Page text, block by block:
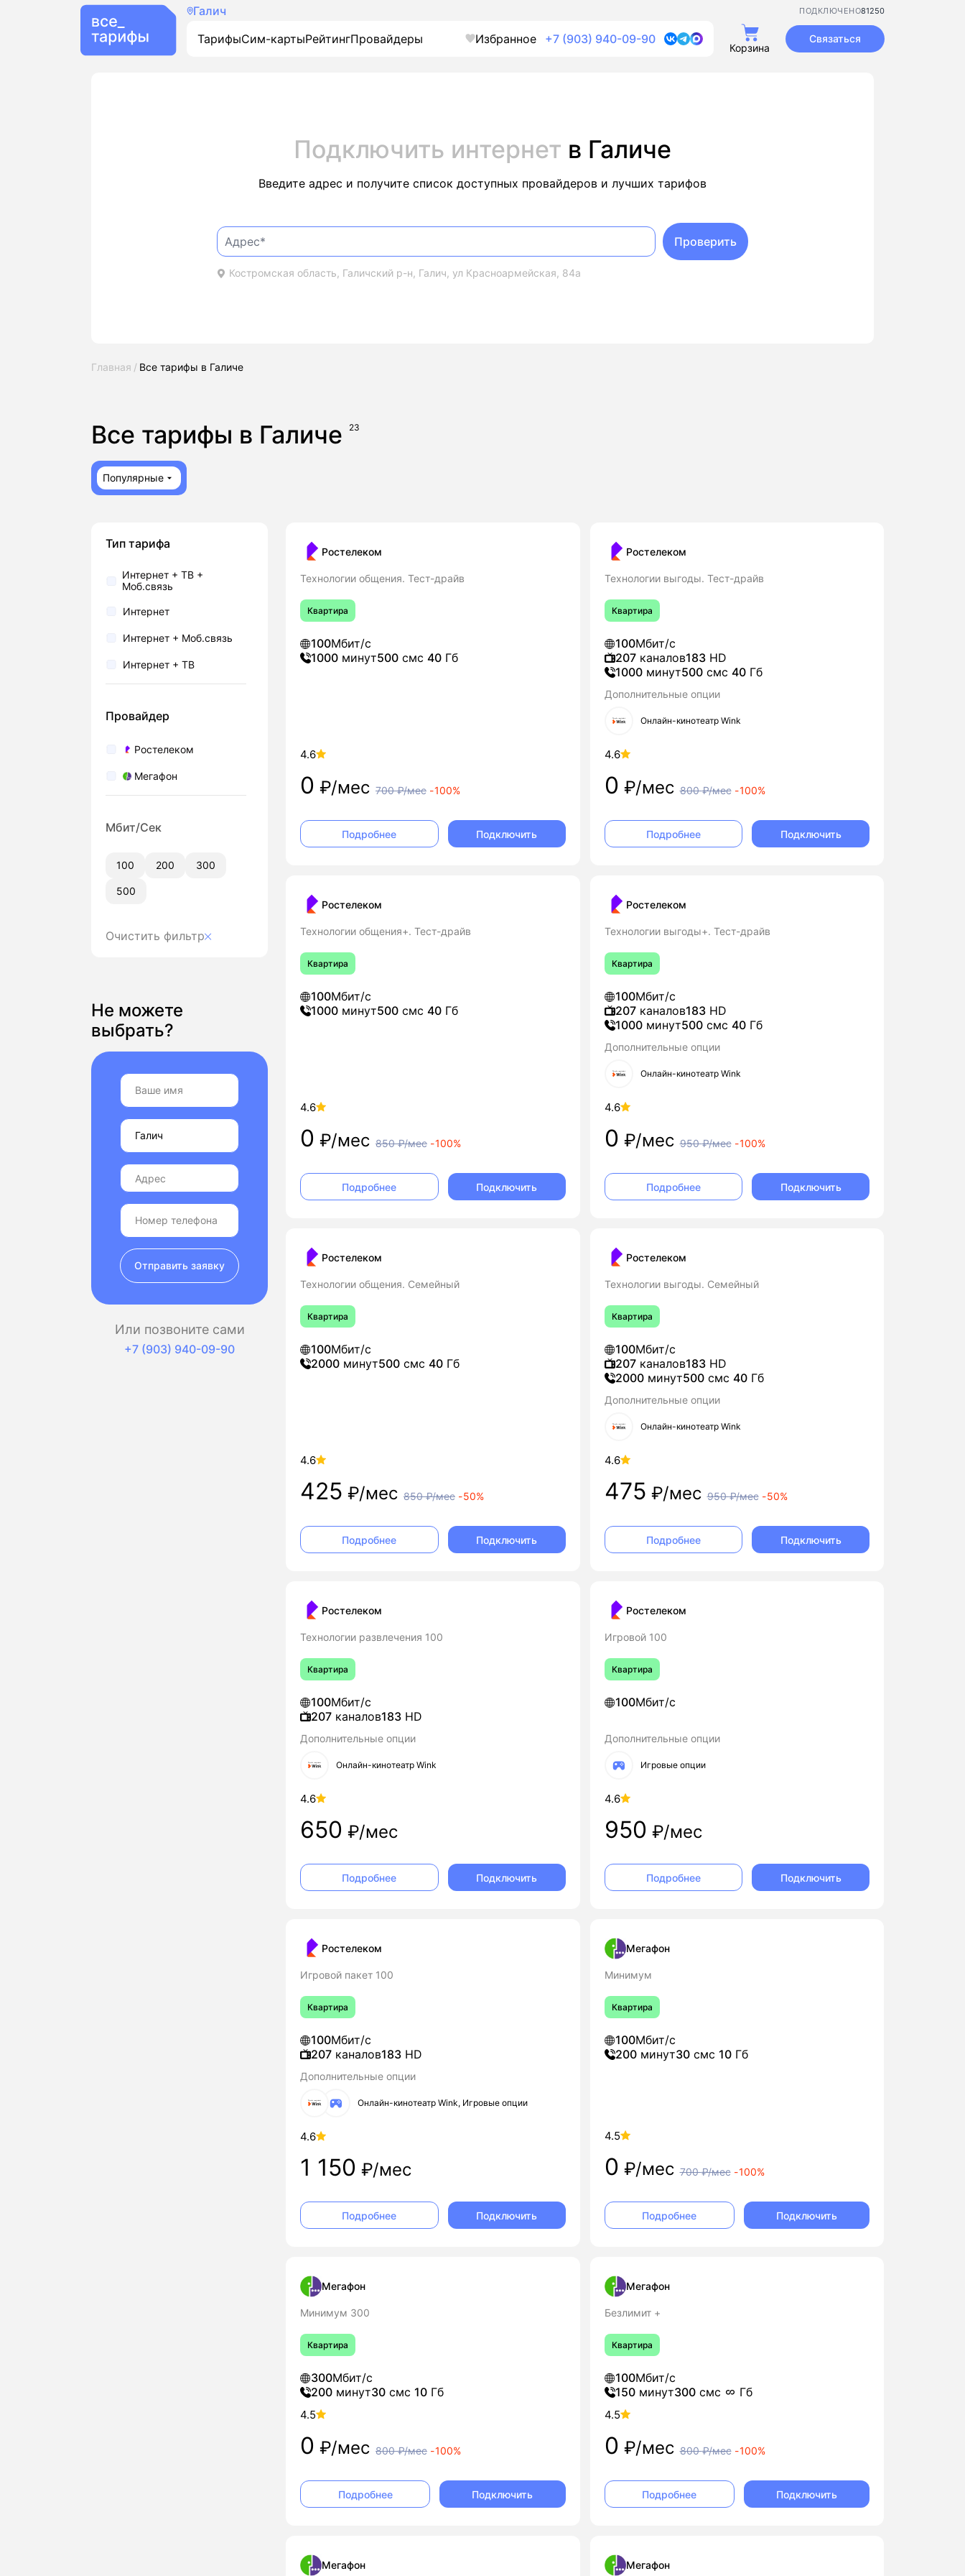
Галич 81250
ПОДКЛЮЧЕНО
ТарифыСим-картыРейтингПровайдеры Избранное +7 (903) 940-09-90
Корзина
Связаться
Подключить интернет в Галиче
Введите адрес и получите список доступных провайдеров и лучших тарифов
Костромская область, Галичский р-н, Галич, ул Красноармейская, 84а
Проверить
Главная Все тарифы в Галиче
Все тарифы в Галиче 23
Популярные
Тип тарифа
Интернет + ТВ +
Моб.связь
Интернет
Интернет + Моб.связь
Интернет + ТВ
Провайдер
Ростелеком
Мегафон
Мбит/Сек
100 200 300
500
Очистить фильтр
Не можете
выбрать?
Отправить заявку
Или позвоните сами
+7 (903) 940-09-90
Ростелеком
Технологии общения. Тест-драйв
Квартира
100Мбит/с
1000 минут500 смс 40 Гб
4.6
0 ₽/мес 700₽/мес -100%
Подробнее Подключить
Ростелеком
Технологии выгоды. Тест-драйв
Квартира
100Мбит/с
207каналов183HD
1000 минут500 смс 40 Гб
Дополнительные опции
Онлайн-кинотеатр Wink
4.6
0 ₽/мес 800₽/мес -100%
Подробнее Подключить
Ростелеком
Технологии общения+. Тест-драйв
Квартира
100Мбит/с
1000 минут500 смс 40 Гб
4.6
0 ₽/мес 850₽/мес -100%
Подробнее Подключить
Ростелеком
Технологии выгоды+. Тест-драйв
Квартира
100Мбит/с
207каналов183HD
1000 минут500 смс 40 Гб
Дополнительные опции
Онлайн-кинотеатр Wink
4.6
0 ₽/мес 950₽/мес -100%
Подробнее Подключить
Ростелеком
Технологии общения. Семейный
Квартира
100Мбит/с
2000 минут500 смс 40 Гб
4.6
425 ₽/мес 850₽/мес -50%
Подробнее Подключить
Ростелеком
Технологии выгоды. Семейный
Квартира
100Мбит/с
207каналов183HD
2000 минут500 смс 40 Гб
Дополнительные опции
Онлайн-кинотеатр Wink
4.6
475 ₽/мес 950₽/мес -50%
Подробнее Подключить
Ростелеком
Технологии развлечения 100
Квартира
100Мбит/с
207 каналов183 HD
Дополнительные опции
Онлайн-кинотеатр Wink
4.6
650 ₽/мес
Подробнее Подключить
Ростелеком
Игровой 100
Квартира
100Мбит/с
Дополнительные опции
Игровые опции
4.6
950 ₽/мес
Подробнее Подключить
Ростелеком
Игровой пакет 100
Квартира
100Мбит/с
207 каналов183 HD
Дополнительные опции
Онлайн-кинотеатр Wink, Игровые опции
4.6
1 150 ₽/мес
Подробнее Подключить
Мегафон
Минимум
Квартира
100Мбит/с
200 минут30 смс 10 Гб
4.5
0 ₽/мес 700₽/мес -100%
Подробнее Подключить
Мегафон
Минимум 300
Квартира
300Мбит/с
200 минут30 смс 10 Гб
4.5
0 ₽/мес 800₽/мес -100%
Подробнее Подключить
Мегафон
Безлимит +
Квартира
100Мбит/с
150 минут300 смс Гб
4.5
0 ₽/мес 800₽/мес -100%
Подробнее Подключить
Мегафон Мегафон